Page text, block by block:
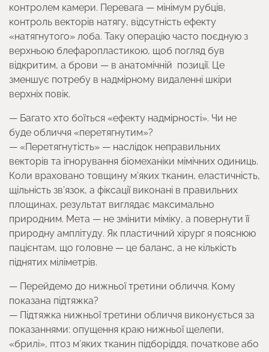
контролем камери. Перевага — мінімум рубців,
контроль векторів натягу, відсутність ефекту
«натягнутого» лоба. Таку операцію часто поєдную з
верхньою блефаропластикою, щоб погляд був
відкритим, а брови — в анатомічній позиції. Це
зменшує потребу в надмірному видаленні шкіри
верхніх повік.
— Багато хто боїться «ефекту надмірності». Чи не
буде обличчя «перетягнутим»?
— «Перетягнутість» — наслідок неправильних
векторів та ігнорування біомеханіки мімічних одиниць.
Коли враховано товщину м’яких тканин, еластичність,
щільність зв’язок, а фіксації виконані в правильних
площинах, результат виглядає максимально
природним. Мета — не змінити міміку, а повернути її
природну амплітуду. Як пластичний хірург я пояснюю
пацієнтам, що головне — це баланс, а не кількість
піднятих міліметрів.
— Перейдемо до нижньої третини обличчя. Кому
показана підтяжка?
— Підтяжка нижньої третини обличчя виконується за
показаннями: опущення краю нижньої щелепи,
«брилі», птоз м’яких тканин підборіддя, початкове або